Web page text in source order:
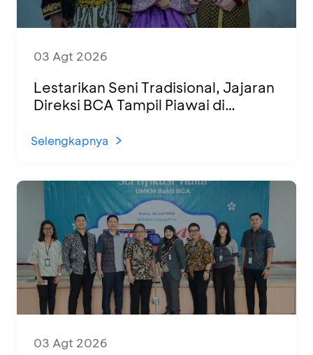
03 Agt 2026
Lestarikan Seni Tradisional, Jajaran
Direksi BCA Tampil Piawai di
Selengkapnya
03 Agt 2026